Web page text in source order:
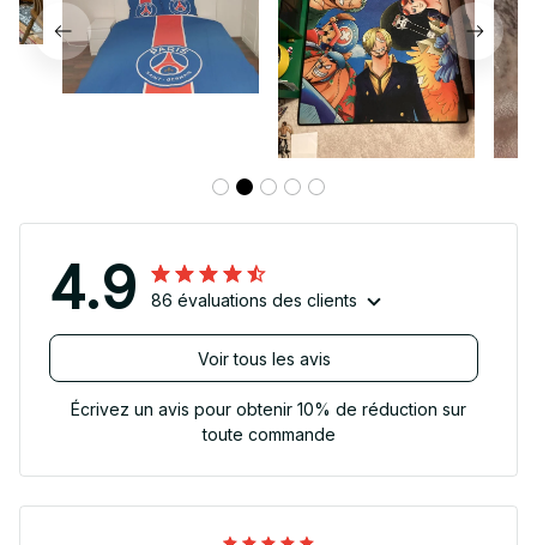
4.9 86 évaluations des clients
Voir tous les avis
Écrivez un avis pour obtenir 10% de réduction sur
toute commande